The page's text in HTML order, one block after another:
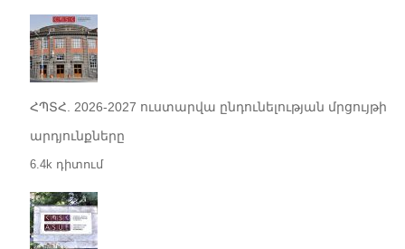
ՀՊՏՀ. 2026-2027 ուստարվա ընդունելության մրցույթի
արդյունքները
6.4k դիտում